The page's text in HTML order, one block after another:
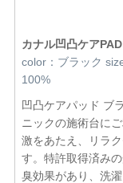
カナル凹凸ケア
color：ブラック
100%
凹凸ケアパッド ブ
ニックの施術台に
激をあたえ、リラ
す。特許取得済み
臭効果があり、洗